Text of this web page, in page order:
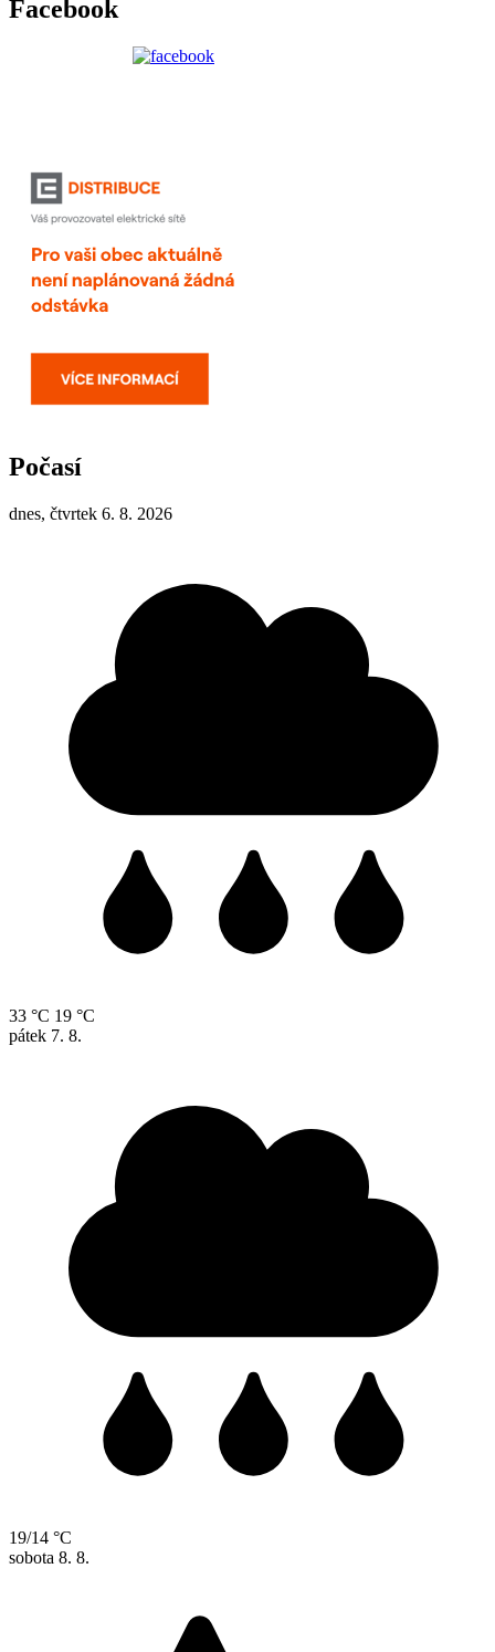
Facebook
Počasí
dnes, čtvrtek 6. 8. 2026
33 °C 19 °C
pátek 7. 8.
19/14 °C
sobota 8. 8.